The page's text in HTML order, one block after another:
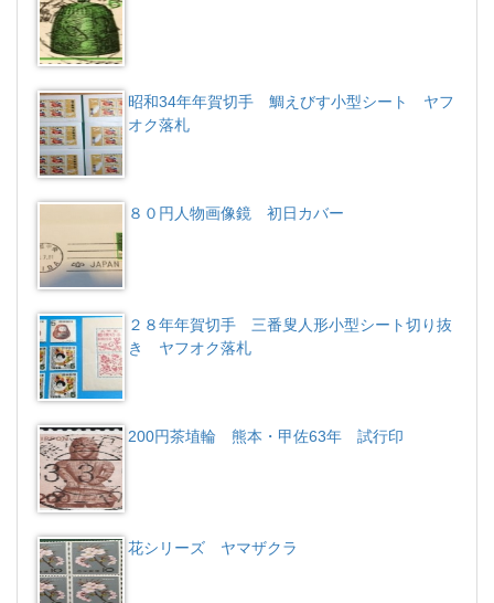
昭和34年年賀切手 鯛えびす小型シート ヤフ
オク落札
８０円人物画像鏡 初日カバー
２８年年賀切手 三番叟人形小型シート切り抜
き ヤフオク落札
200円茶埴輪 熊本・甲佐63年 試行印
花シリーズ ヤマザクラ